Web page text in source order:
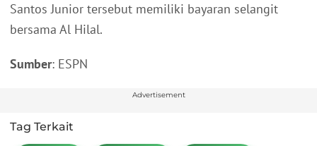
Santos Junior tersebut memiliki bayaran selangit
bersama Al Hilal.
Sumber: ESPN
Advertisement
Tag Terkait